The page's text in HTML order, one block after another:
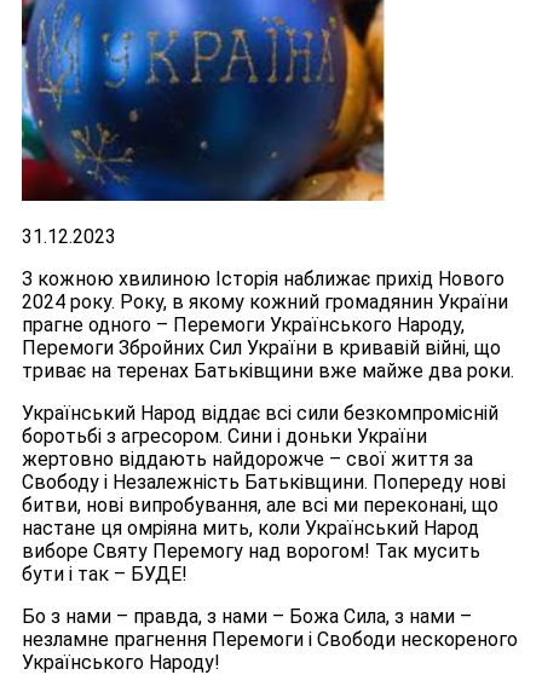
31.12.2023
З кожною хвилиною Історія наближає прихід Нового
2024 року. Року, в якому кожний громадянин України
прагне одного – Перемоги Українського Народу,
Перемоги Збройних Сил України в кривавій війні, що
триває на теренах Батьківщини вже майже два роки.
Український Народ віддає всі сили безкомпромісній
боротьбі з агресором. Сини і доньки України
жертовно віддають найдорожче – свої життя за
Свободу і Незалежність Батьківщини. Попереду нові
битви, нові випробування, але всі ми переконані, що
настане ця омріяна мить, коли Український Народ
виборе Святу Перемогу над ворогом! Так мусить
бути і так – БУДЕ!
Бо з нами – правда, з нами – Божа Сила, з нами –
незламне прагнення Перемоги і Свободи нескореного
Українського Народу!